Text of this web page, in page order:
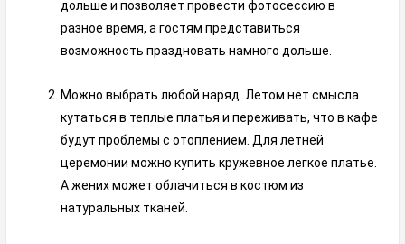
дольше и позволяет провести фотосессию в
разное время, а гостям представиться
возможность праздновать намного дольше.
Можно выбрать любой наряд. Летом нет смысла
кутаться в теплые платья и переживать, что в кафе
будут проблемы с отоплением. Для летней
церемонии можно купить кружевное легкое платье.
А жених может облачиться в костюм из
натуральных тканей.